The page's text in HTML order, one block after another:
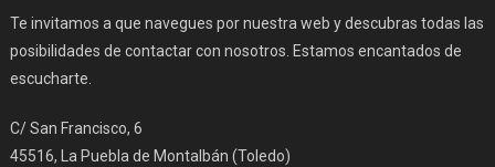
Te invitamos a que navegues por nuestra web y descubras todas las
posibilidades de contactar con nosotros. Estamos encantados de
escucharte.
C/ San Francisco, 6
45516, La Puebla de Montalbán (Toledo)